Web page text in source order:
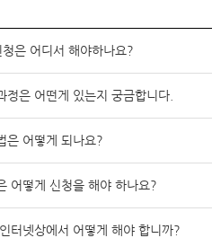
은 어디서 해야하나요?
정은 어떤게 있는지 궁금합니다.
은 어떻게 되나요?
어떻게 신청을 해야 하나요?
터넷상에서 어떻게 해야 합니까?